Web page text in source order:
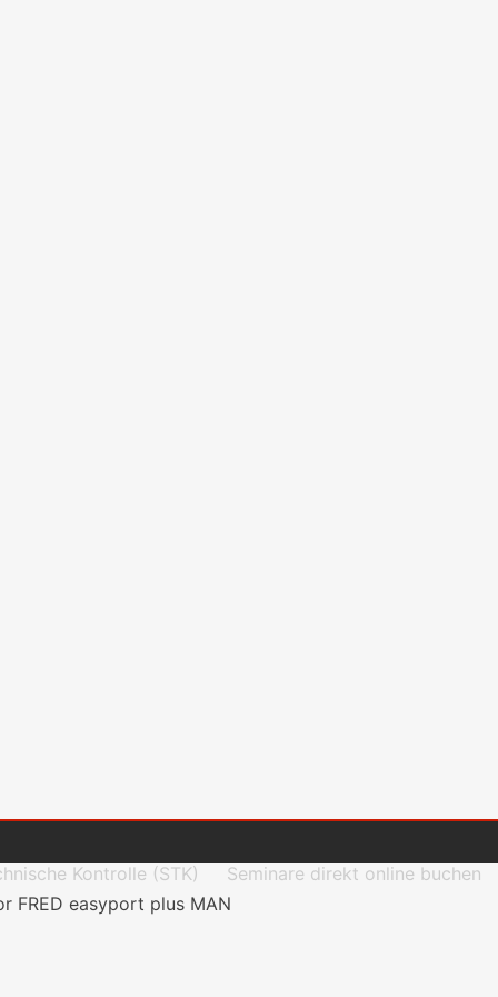
Kontrolle (STK)
Seminare direkt online buchen
FRED easyport plus MAN